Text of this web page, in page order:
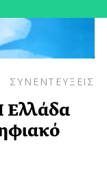
ΣΥΝΕΝΤΕΥΞΕΙΣ
Ελλάδα